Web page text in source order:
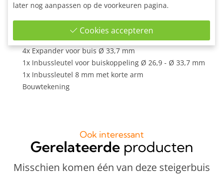
Alle materialen op maat gezaagd
10x Enkele bevestigingslip uitwendig Ø 33,7 mm
4x Zwenkwiel Ø 75 mm met rem
4x Expander voor buis Ø 33,7 mm
1x Inbussleutel voor buiskoppeling Ø 26,9 - Ø 33,7 mm
1x Inbussleutel 8 mm met korte arm
Bouwtekening
Ook interessant
Gerelateerdeproducten
Misschien komen één van deze steigerbuis
later nog aanpassen op de voorkeuren pagina.
Cookies accepteren